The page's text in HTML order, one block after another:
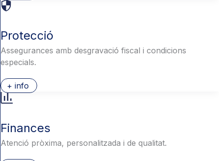
Protecció
Assegurances amb desgravació fiscal i condicions
especials.
+ info
Finances
Atenció pròxima, personalitzada i de qualitat.